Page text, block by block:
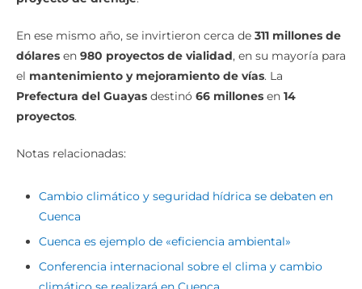
En ese mismo año, se invirtieron cerca de 311 millones de
dólares en 980 proyectos de vialidad, en su mayoría para
el mantenimiento y mejoramiento de vías. La
Prefectura del Guayas destinó 66 millones en 14
proyectos.
Notas relacionadas:
Cambio climático y seguridad hídrica se debaten en
Cuenca
Cuenca es ejemplo de «eficiencia ambiental»
Conferencia internacional sobre el clima y cambio